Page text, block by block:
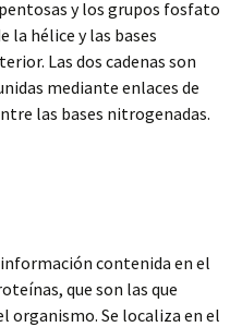
y los grupos fosfato
la hélice y las bases
Las dos cadenas son
mediante enlaces de
las bases nitrogenadas.
contenida en el
que son las que
organismo. Se localiza en el